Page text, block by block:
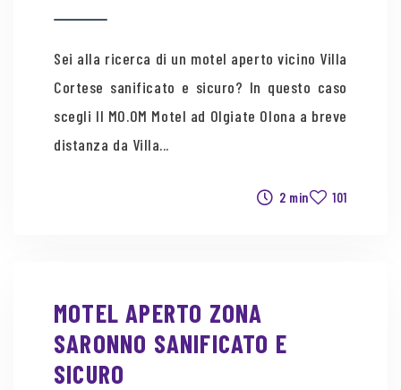
Sei alla ricerca di un motel aperto vicino Villa
Cortese sanificato e sicuro? In questo caso
scegli Il MO.OM Motel ad Olgiate Olona a breve
distanza da Villa...
101
2 min
MOTEL APERTO ZONA
SARONNO SANIFICATO E
SICURO